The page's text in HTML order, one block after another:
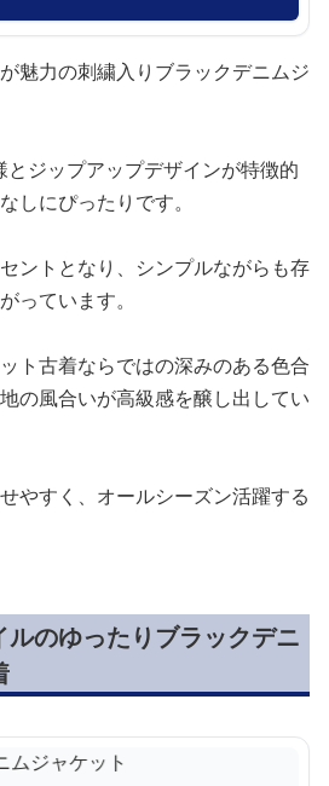
魅力の刺繍入りブラックデニムジ
ジップアップデザインが特徴的
しにぴったりです。
ントとなり、シンプルながらも存
っています。
ト古着ならではの深みのある色合
の風合いが高級感を醸し出してい
やすく、オールシーズン活躍する
ルのゆったりブラックデニ